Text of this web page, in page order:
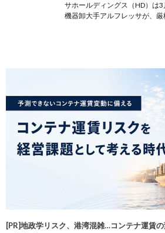
サホールディングス（HD）は
機器卸大手アルフレッサが、
[PR]地政学リスク、港湾混雑…コンテナ運賃